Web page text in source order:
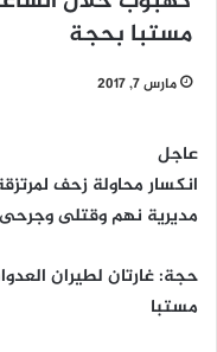
مستبا بحجة
مارس 7, 2017
عاجل
انكسار محاولة زحف
مديرية نهم وقتلى
حجة: غارتان لطيران
مستبا